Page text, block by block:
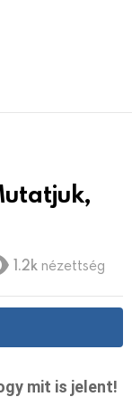
1.2k nézettség
mit is jelent!